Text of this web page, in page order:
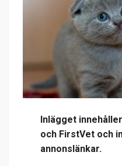
Inlägget
och FirstVet och
annonslänkar.